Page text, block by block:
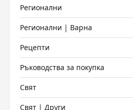
Регионални
Регионални | Варна
Рецепти
Ръководства за покупка
Свят
Свят | Други